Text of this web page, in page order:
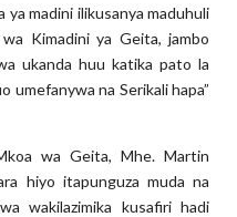
madini ilikusanya maduhuli
Kimadini ya Geita, jambo
ukanda huu katika pato la
umefanywa na Serikali hapa”
wa Geita, Mhe. Martin
hiyo itapunguza muda na
wakilazimika kusafiri hadi